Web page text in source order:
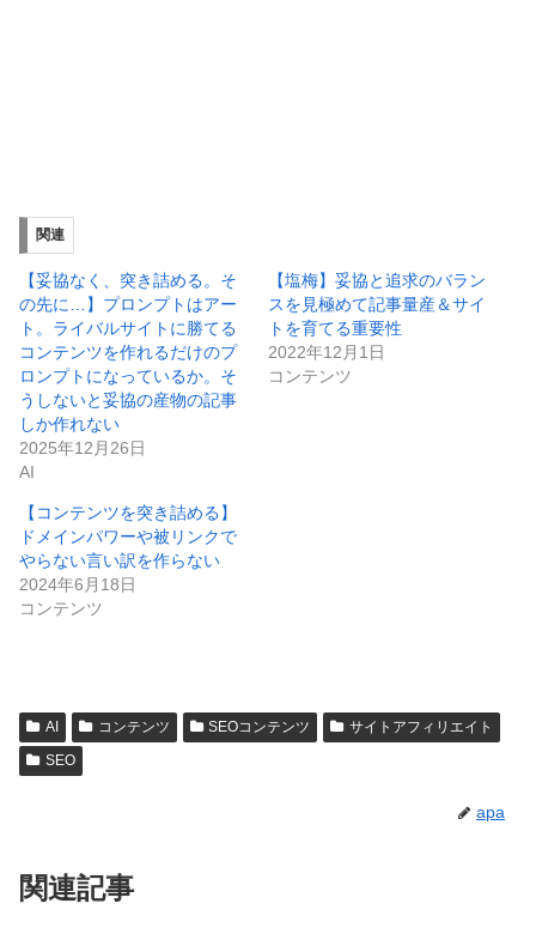
関連
【妥協なく、突き詰める。そ
の先に…】プロンプトはアー
ト。ライバルサイトに勝てる
コンテンツを作れるだけのプ
ロンプトになっているか。そ
うしないと妥協の産物の記事
しか作れない
2025年12月26日
AI
【塩梅】妥協と追求のバラン
スを見極めて記事量産＆サイ
トを育てる重要性
2022年12月1日
コンテンツ
【コンテンツを突き詰める】
ドメインパワーや被リンクで
やらない言い訳を作らない
2024年6月18日
コンテンツ
AI コンテンツ SEOコンテンツ
サイトアフィリエイト
SEO
apa
関連記事